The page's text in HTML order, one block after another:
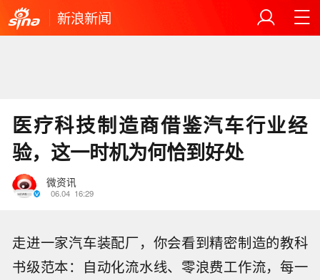
新浪新闻
医疗科技制造商借鉴汽车行业经
验，这一时机为何恰到好处
微资讯
06.04 16:29
走进一家汽车装配厂，你会看到精密制造的教科
书级范本：自动化流水线、零浪费工作流，每一